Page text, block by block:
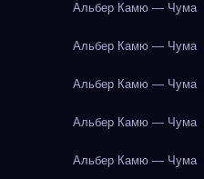
Альбер Камю — Чума
Альбер Камю — Чума
Альбер Камю — Чума
Альбер Камю — Чума
Альбер Камю — Чума